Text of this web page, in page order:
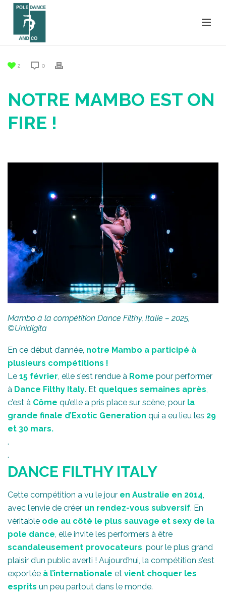
2 0
NOTRE MAMBO EST ON
FIRE !
Mambo à la compétition Dance Filthy, Italie – 2025,
©Unidigita
En ce début d’année, notre Mambo a participé à
plusieurs compétitions !
Le 15 février , elle s’est rendue à Rome pour performer
à Dance Filthy Italy. Et quelques semaines après
c’est à Côme qu’elle a pris place sur scène, pour la
grande finale d’Exotic Generation qui a eu lieu les 29
et 30 mars.
.
.
DANCE FILTHY ITALY
Cette compétition a vu le jour en Australie en 2014
avec l’envie de créer un rendez-vous subversif. En
véritable ode au côté le plus sauvage et sexy de la
pole dance , elle invite les performers à être
scandaleusement provocateurs , pour le plus grand
plaisir d’un public averti ! Aujourd’hui, la compétition s’est
exportée à l’internationale et vient choquer les
esprits un peu partout dans le monde.